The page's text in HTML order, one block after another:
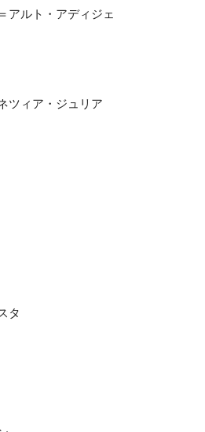
アルト・アディジェ
ツィア・ジュリア
タ